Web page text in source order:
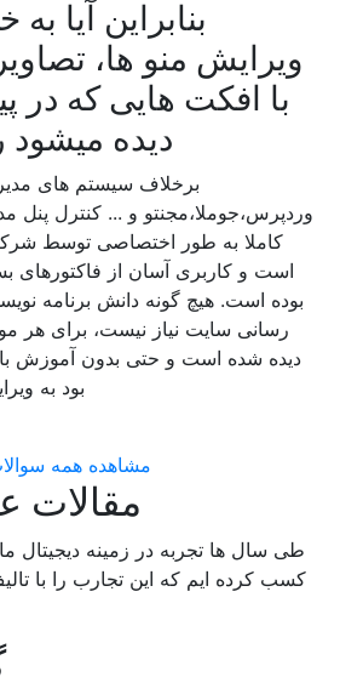
بنابراین آیا
ویرایش منو ها، تصاویر
با افکت هایی که در
دیده میشود
برخلاف سیستم های
وردپرس،جوملا،مجنتو و ... کنترل پنل
کاملا به طور اختصاصی توسط
است و کاربری آسان از فاکتورهای
بوده است. هیچ گونه دانش برنامه
رسانی سایت نیاز نیست، برای هر مورد
دیده شده است و حتی بدون آموزش با
بود به
مشاهده همه سوالات
مقالات
طی سال ها تجربه در زمینه دیجیتال
کسب کرده ایم که این تجارب را با تالیف